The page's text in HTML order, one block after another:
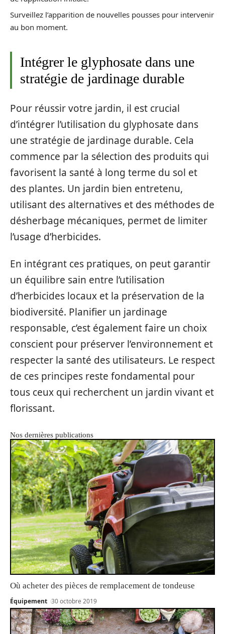
Surveillez l’apparition de nouvelles pousses pour intervenir
au bon moment.
Intégrer le glyphosate dans une
stratégie de jardinage durable
Pour réussir votre jardin, il est crucial
d’intégrer l’utilisation du glyphosate dans
une stratégie de jardinage durable. Cela
commence par la sélection des produits qui
favorisent la santé à long terme du sol et
des plantes. Un jardin bien entretenu,
utilisant des alternatives et des méthodes de
désherbage mécaniques, permet de limiter
l’usage d’herbicides.
En intégrant ces pratiques, on peut garantir
un équilibre sain entre l’utilisation
d’herbicides locaux et la préservation de la
biodiversité. Planifier un jardinage
responsable, c’est également faire un choix
conscient pour préserver l’environnement et
respecter la santé des utilisateurs. Le respect
de ces principes reste fondamental pour
tous ceux qui recherchent un jardin vivant et
florissant.
Nos dernières publications
Où acheter des pièces de remplacement de tondeuse
Équipement 30 octobre 2019